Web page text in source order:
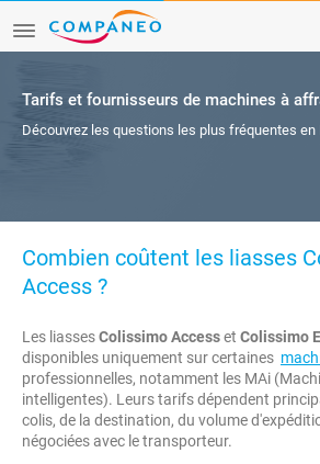
Tarifs et fournisseurs de machines à
Découvrez les questions les plus fréquentes
Combien coûtent les liasses
Access ?
Les liassesColissimo Accesset Colissimo
disponibles uniquement sur certaines
professionnelles, notamment les MAi
intelligentes). Leurs tarifs dépendent
colis, de la destination, du volume
négociées avec le transporteur.